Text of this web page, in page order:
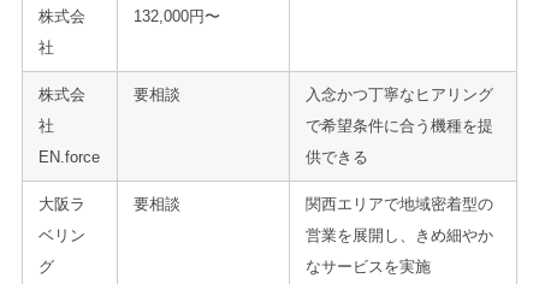
株式会
社
132,000円〜
株式会
社
EN.force
要相談
入念かつ丁寧なヒアリング
で希望条件に合う機種を提
供できる
大阪ラ
ベリン
グ
要相談
関西エリアで地域密着型の
営業を展開し、きめ細やか
なサービスを実施